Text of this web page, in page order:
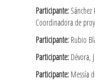
Participante:
Coordinadora de
Participante: Rubio
Participante: Dévora,
Participante: Messía